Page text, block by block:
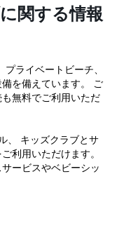
関する情報
ライベートビーチ、
を備えています。 ご
無料でご利用いただ
、 キッズクラブとサ
利用いただけます。
ービスやベビーシッ